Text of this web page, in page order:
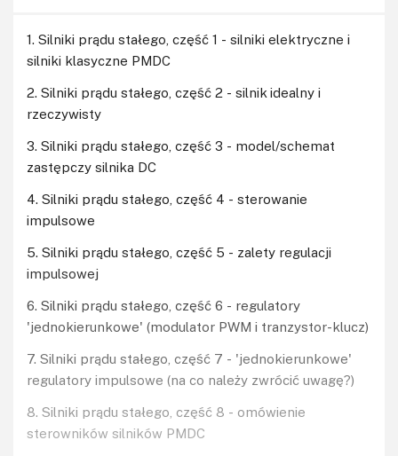
1. Silniki prądu stałego, część 1 - silniki elektryczne i
silniki klasyczne PMDC
2. Silniki prądu stałego, część 2 - silnik idealny i
rzeczywisty
3. Silniki prądu stałego, część 3 - model/schemat
zastępczy silnika DC
4. Silniki prądu stałego, część 4 - sterowanie
impulsowe
5. Silniki prądu stałego, część 5 - zalety regulacji
impulsowej
6. Silniki prądu stałego, część 6 - regulatory
'jednokierunkowe' (modulator PWM i tranzystor-klucz)
7. Silniki prądu stałego, część 7 - 'jednokierunkowe'
regulatory impulsowe (na co należy zwrócić uwagę?)
8. Silniki prądu stałego, część 8 - omówienie
sterowników silników PMDC